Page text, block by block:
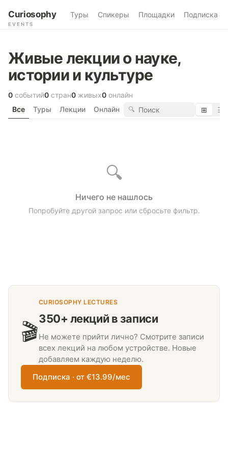
Curiosophy
EVENTS
Туры Спикеры Площадки Подписка
Живые лекции о науке,
истории и культуре
0 событий0 стран0 живых0 онлайн
Все
Туры Лекции Онлайн 🔍 ⊞ ☰
🔍
Ничего не нашлось
Попробуйте другой запрос или сбросьте фильтр.
🎬
CURIOSOPHY LECTURES
350+ лекций в записи
Не можете прийти лично? Смотрите записи
всех лекций на любом устройстве. Новые
добавляем каждую неделю.
Подписка · от €13.99/мес